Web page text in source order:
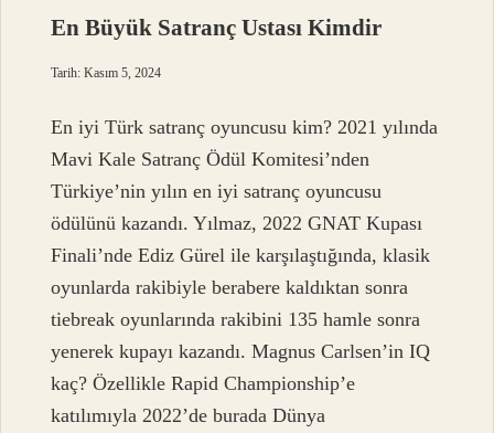
En Büyük Satranç Ustası Kimdir
Tarih: Kasım 5, 2024
En iyi Türk satranç oyuncusu kim? 2021 yılında
Mavi Kale Satranç Ödül Komitesi’nden
Türkiye’nin yılın en iyi satranç oyuncusu
ödülünü kazandı. Yılmaz, 2022 GNAT Kupası
Finali’nde Ediz Gürel ile karşılaştığında, klasik
oyunlarda rakibiyle berabere kaldıktan sonra
tiebreak oyunlarında rakibini 135 hamle sonra
yenerek kupayı kazandı. Magnus Carlsen’in IQ
kaç? Özellikle Rapid Championship’e
katılımıyla 2022’de burada Dünya